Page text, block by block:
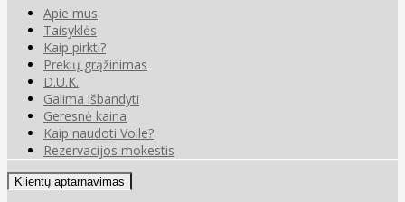
Apie mus
Taisyklės
Kaip pirkti?
Prekių grąžinimas
D.U.K.
Galima išbandyti
Geresnė kaina
Kaip naudoti Voile?
Rezervacijos mokestis
Klientų aptarnavimas